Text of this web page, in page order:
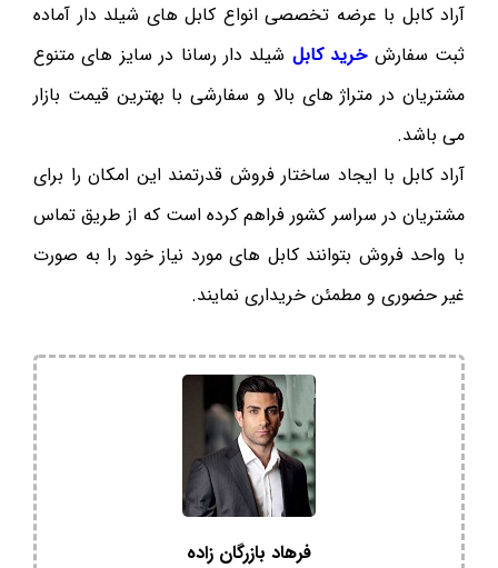
آراد کابل با عرضه تخصصی انواع کابل های شیلد دار آماده
ثبت سفارشخرید کابل شیلد دار رسانا در سایز های متنوع
مشتریان در متراژ های بالا و سفارشی با بهترین قیمت بازار
می باشد.
آراد کابل با ایجاد ساختار فروش قدرتمند این امکان را برای
مشتریان در سراسر کشور فراهم کرده است که از طریق تماس
با واحد فروش بتوانند کابل های مورد نیاز خود را به صورت
غیر حضوری و مطمئن خریداری نمایند.
فرهاد بازرگان زاده